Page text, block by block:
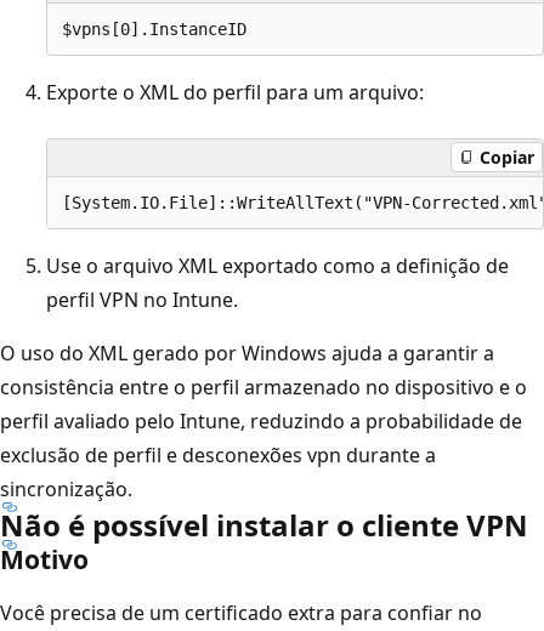
Exporte o XML do perfil para um arquivo:
Copiar
Use o arquivo XML exportado como a definição de
perfil VPN no Intune.
O uso do XML gerado por Windows ajuda a garantir a
consistência entre o perfil armazenado no dispositivo e o
perfil avaliado pelo Intune, reduzindo a probabilidade de
exclusão de perfil e desconexões vpn durante a
sincronização.
Não é possível instalar o cliente VPN
Motivo
Você precisa de um certificado extra para confiar no